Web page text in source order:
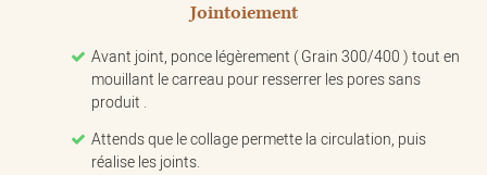
Jointoiement
Avant joint, ponce légèrement ( Grain 300/400 ) tout en
mouillant le carreau pour resserrer les pores sans
produit .
Attends que le collage permette la circulation, puis
réalise les joints.